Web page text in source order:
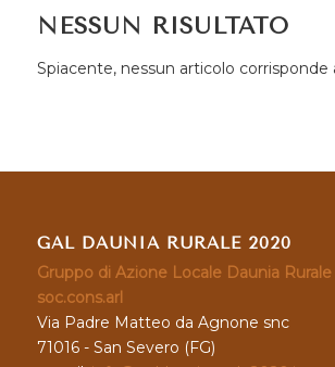
NESSUN RISULTATO
Spiacente, nessun articolo corrisponde
GAL DAUNIA RURALE 2020
Gruppo di Azione Locale Daunia
soc.cons.arl
Via Padre Matteo da Agnone snc
71016 - San Severo (FG)